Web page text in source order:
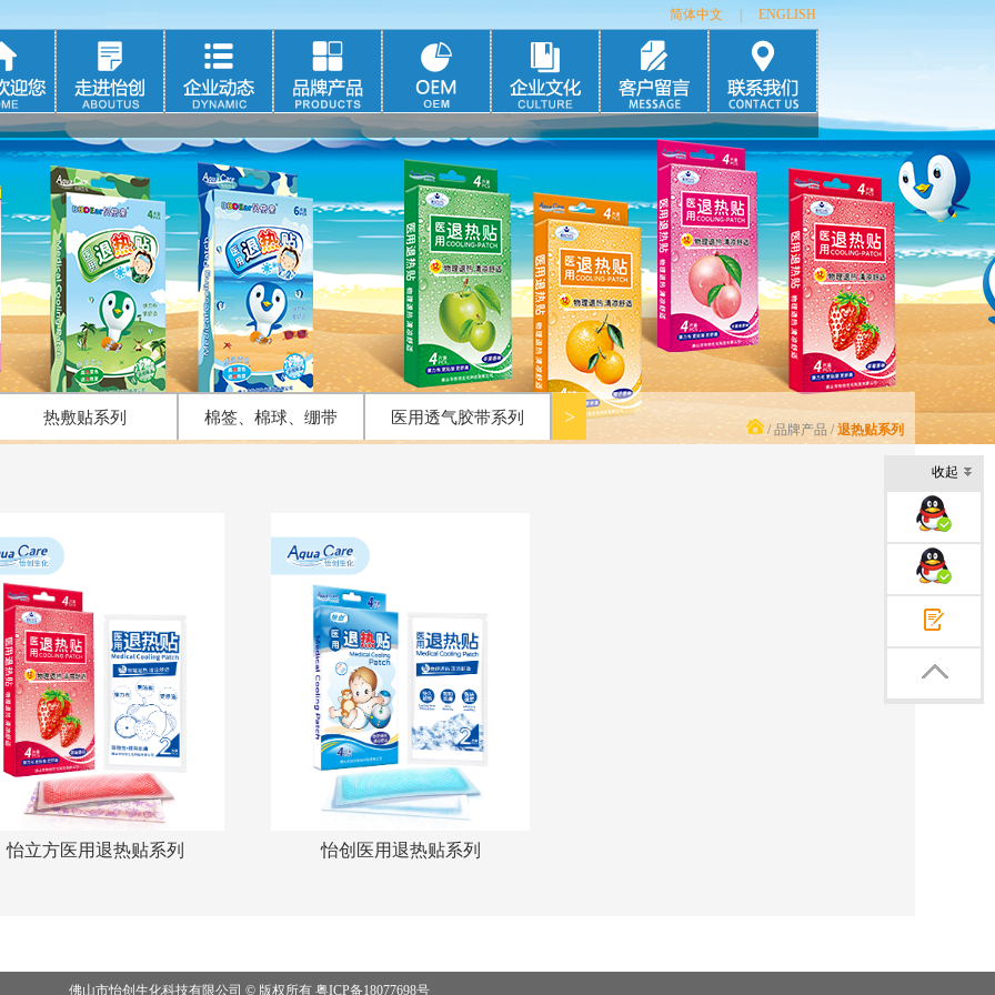
简体中文 ENGLISH
公司简介 | 视频鉴赏 | 公司荣誉
|
公司新闻
| 展会新闻
退热贴系列 | 创口贴系列 | 热敷贴系列 | 棉签、棉球、绷带系列 | 医用透气胶带系列 | 护手霜、甘油系列 | 消毒液系列
>>
<<
冷敷产品oem | 热敷产品oem | 驱蚊产品oem | 敷料产品oem | 化妆品oem | 日化产品oem | 消毒产品oem |
>>
客户留言 | 查看留言 |
热敷贴系列 棉签、棉球、绷带 医用透气胶带系列 >
/ 品牌产品 / 退热贴系列
怡立方医用退热贴系列 怡创医用退热贴系列
佛山市怡创生化科技有限公司 © 版权所有 粤ICP备18077698号
收起